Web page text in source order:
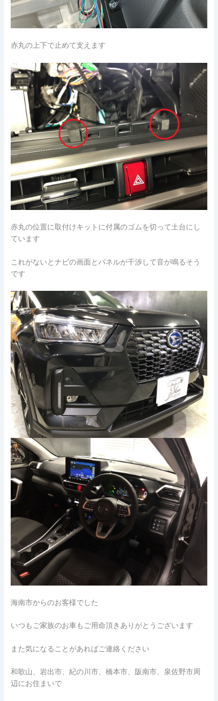
赤丸の上下で止めて支えます
赤丸の位置に取付けキットに付属のゴムを切って土台にし
ています
これがないとナビの画面とパネルが干渉して音が鳴るそう
です
海南市からのお客様でした
いつもご家族のお車もご用命頂きありがとうございます
また気になることがあればご連絡ください
和歌山、岩出市、紀の川市、橋本市、阪南市、泉佐野市周
辺にお住まいで